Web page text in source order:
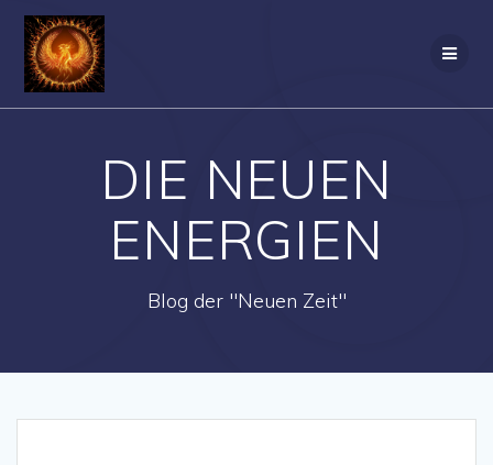
DIE NEUEN
ENERGIEN
Blog der "Neuen Zeit"